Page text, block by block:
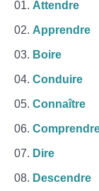
Attendre
Apprendre
Boire
Conduire
Connaître
Dire
Descendre